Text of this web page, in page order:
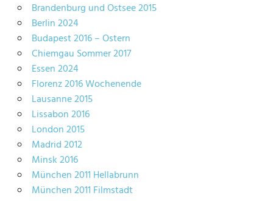
Brandenburg und Ostsee 2015
Berlin 2024
Budapest 2016 – Ostern
Chiemgau Sommer 2017
Essen 2024
Florenz 2016 Wochenende
Lausanne 2015
Lissabon 2016
London 2015
Madrid 2012
Minsk 2016
München 2011 Hellabrunn
München 2011 Filmstadt